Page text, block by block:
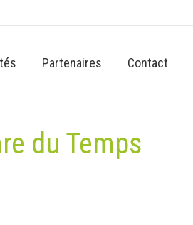
Partenaires Contact
du Temps